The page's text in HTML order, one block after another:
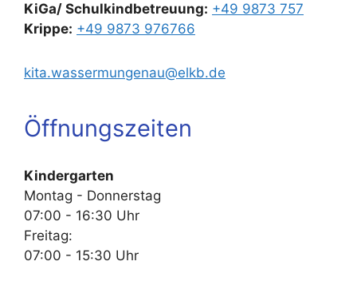
KiGa/ Schulkindbetreuung: +49 9873 757
Krippe: +49 9873 976766
kita.wassermungenau@elkb.de
Öffnungszeiten
Kindergarten
Montag - Donnerstag
07:00 - 16:30 Uhr
Freitag:
07:00 - 15:30 Uhr